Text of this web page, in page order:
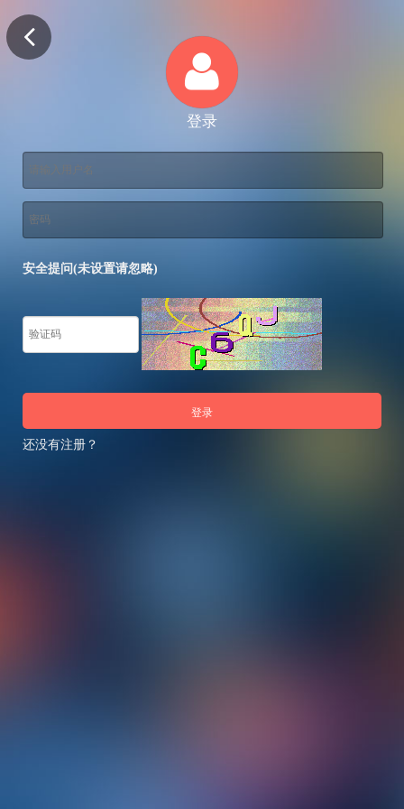
登录
安全提问(未设置请忽略)
登录
还没有注册？